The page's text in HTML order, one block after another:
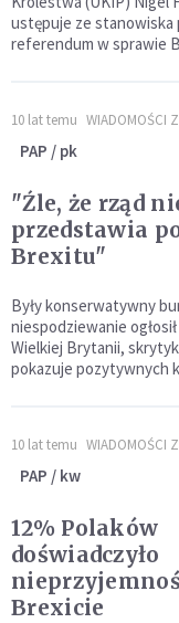
ustępuje ze stanowiska
referendum w sprawie
10 lat temu WIADOMOŚCI
PAP / pk
"Źle, że rząd
przedstawia
Brexitu"
Były konserwatywny
niespodziewanie
Wielkiej Brytanii,
pokazuje pozytywnych
10 lat temu WIADOMOŚCI
PAP / kw
12% Polaków
doświadczyło
Brexicie